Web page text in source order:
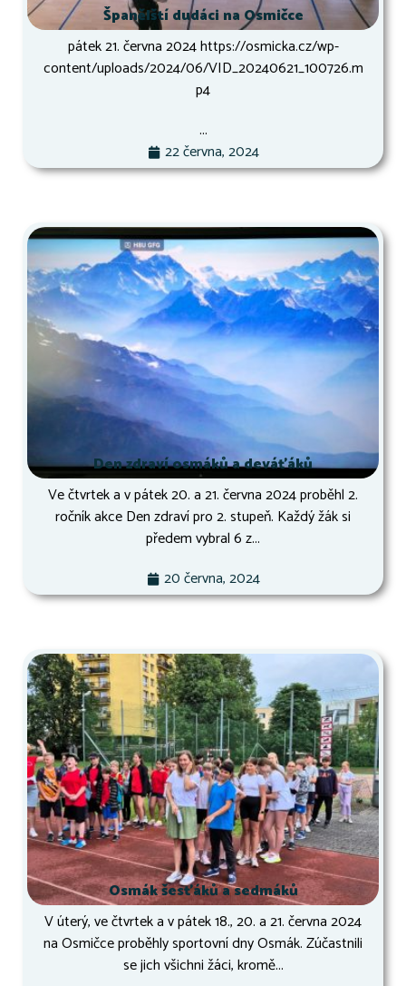
Španělští dudáci na Osmičce
pátek 21. června 2024 https://osmicka.cz/wp-
content/uploads/2024/06/VID_20240621_100726.m
p4
...
22 června, 2024
Den zdraví osmáků a deváťáků
Ve čtvrtek a v pátek 20. a 21. června 2024 proběhl 2.
ročník akce Den zdraví pro 2. stupeň. Každý žák si
předem vybral 6 z...
20 června, 2024
Osmák šesťáků a sedmáků
V úterý, ve čtvrtek a v pátek 18., 20. a 21. června 2024
na Osmičce proběhly sportovní dny Osmák. Zúčastnili
se jich všichni žáci, kromě...